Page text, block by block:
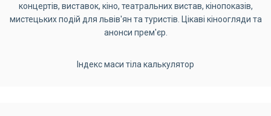
концертів, виставок, кіно, театральних вистав, кінопоказів,
мистецьких подій для львів'ян та туристів. Цікаві кіноогляди та
анонси прем'єр.
Індекс маси тіла калькулятор